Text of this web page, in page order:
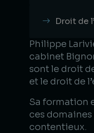
Droit de
Philippe
cabinet
sont le droit
et le droit de
Sa formation
ces
contentieux.​